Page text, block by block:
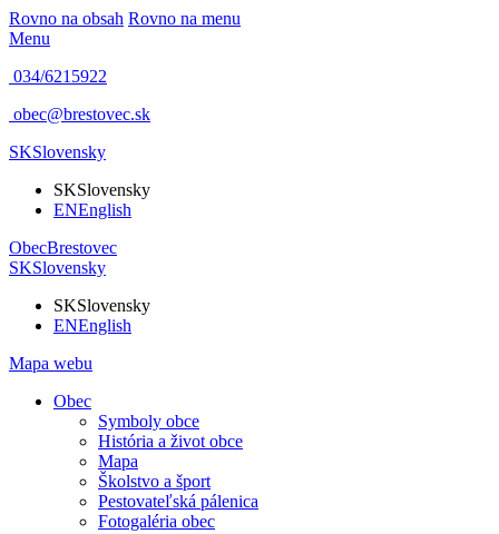
Rovno na obsah Rovno na menu
Menu
034/6215922
obec@brestovec.sk
SKSlovensky
SKSlovensky
ENEnglish
ObecBrestovec
SKSlovensky
SKSlovensky
ENEnglish
Mapa webu
Obec
Symboly obce
História a život obce
Mapa
Školstvo a šport
Pestovateľská pálenica
Fotogaléria obec